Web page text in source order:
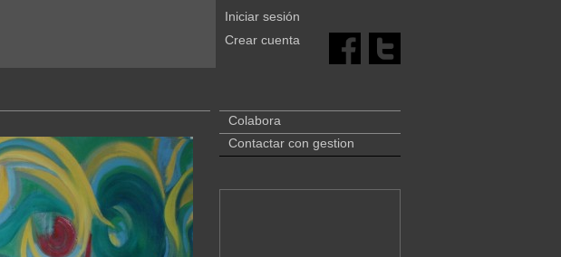
Iniciar sesión
Crear cuenta
Colabora
Contactar con gestion